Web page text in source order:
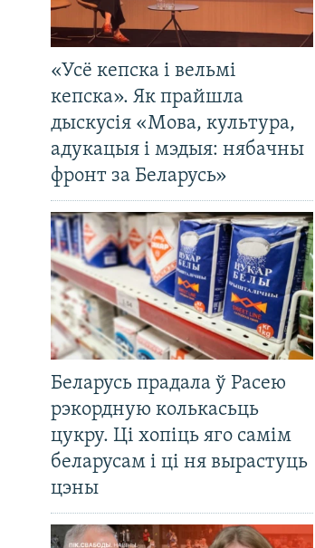
«Усё кепска і вельмі
кепска». Як прайшла
дыскусія «Мова, культура,
адукацыя і мэдыя: нябачны
фронт за Беларусь»
Беларусь прадала ў Расею
рэкордную колькасьць
цукру. Ці хопіць яго самім
беларусам і ці ня вырастуць
цэны